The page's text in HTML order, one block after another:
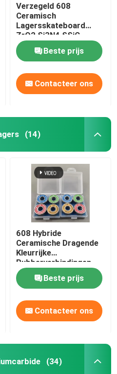
Verzegeld 608
Ceramisch
Lagersskateboard
ZrO2 Si3N4 SSiC
Beste prijs
Contacteer ons
(14)
608 Hybride
Ceramische Dragende
Kleurrijke
Rubberverbindingen
van het Siliciumnitride
Si3N4 Beste prijs
Contacteer ons
(34)